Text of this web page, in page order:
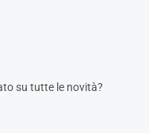
su tutte le novità?